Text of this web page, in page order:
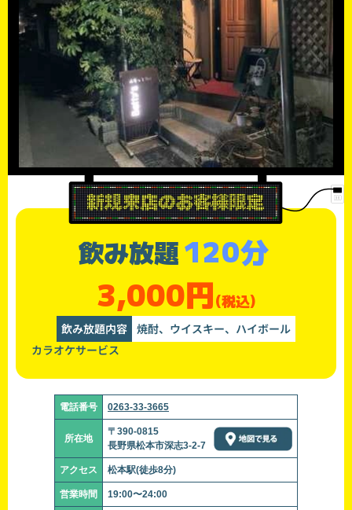
飲み放題120分
3,000円(税込)
飲み放題内容 焼酎、ウイスキー、ハイボール
カラオケサービス
電話番号 0263-33-3665
所在地
〒390-0815
長野県松本市深志3-2-7
アクセス 松本駅(徒歩8分)
営業時間 19:00〜24:00